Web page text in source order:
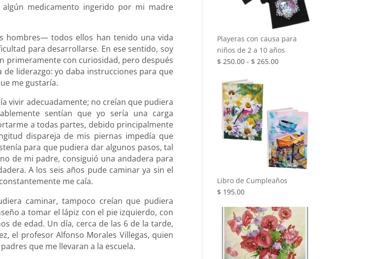
medicamento ingerido por mi madre
hombres— todos ellos han tenido una vida
para desarrollarse. En ese sentido, soy
primeramente con curiosidad, pero después
liderazgo: yo daba instrucciones para que
me gustaría.
vivir adecuadamente; no creían que pudiera
sentían que yo sería una carga
a todas partes, debido principalmente
dispareja de mis piernas impedía que
para que pudiera dar algunos pasos, tal
de mi padre, consiguió una andadera para
A los seis años pude caminar ya sin el
me caía.
caminar, tampoco creían que pudiera
a tomar el lápiz con el pie izquierdo, con
de edad. Un día, cerca de las 6 de la tarde,
el profesor Alfonso Morales Villegas, quien
que me llevaran a la escuela.
Playeras con causa para
niños de 2 a 10 años
$ 250.00 - $ 265.00Rango
$ 250.00
hasta
$ 265.00
Libro de Cumpleaños
$ 195.00